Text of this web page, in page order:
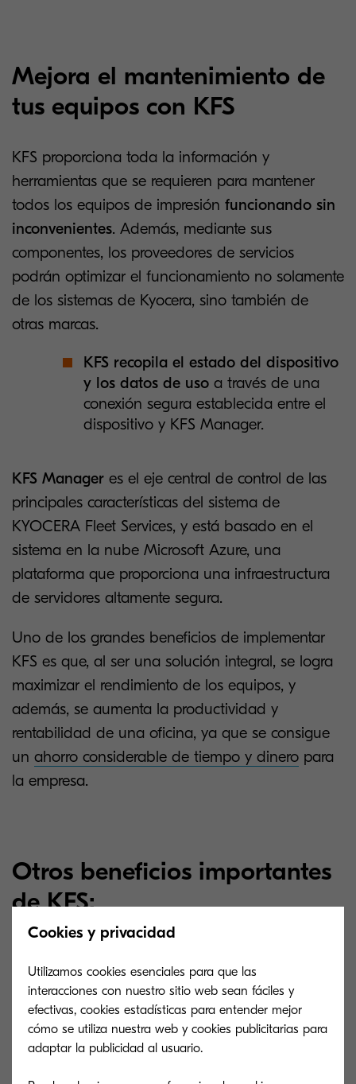
Mejora el mantenimiento de
tus equipos con KFS
KFS proporciona toda la información y
herramientas que se requieren para mantener
todos los equipos de impresión funcionando sin
inconvenientes. Además, mediante sus
componentes, los proveedores de servicios
podrán optimizar el funcionamiento no solamente
de los sistemas de Kyocera, sino también de
otras marcas.
KFS recopila el estado del dispositivo
y los datos de uso a través de una
conexión segura establecida entre el
dispositivo y KFS Manager.
KFS Manager es el eje central de control de las
principales características del sistema de
KYOCERA Fleet Services, y está basado en el
sistema en la nube Microsoft Azure, una
plataforma que proporciona una infraestructura
de servidores altamente segura.
Uno de los grandes beneficios de implementar
KFS es que, al ser una solución integral, se logra
maximizar el rendimiento de los equipos, y
además, se aumenta la productividad y
rentabilidad de una oficina, ya que se consigue
un ahorro considerable de tiempo y dinero para
la empresa.
Otros beneficios importantes
de KFS:
infraestructura de software ni de red.
Es fácil de usar, se hace desde
cualquier computadora o teléfono
inteligente.
Cookies y privacidad
Utilizamos cookies esenciales para que las
interacciones con nuestro sitio web sean fáciles y
efectivas, cookies estadísticas para entender mejor
cómo se utiliza nuestra web y cookies publicitarias para
adaptar la publicidad al usuario.